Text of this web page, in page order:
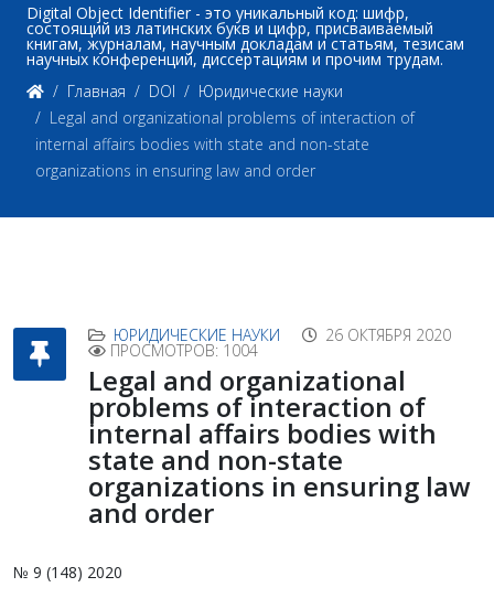
Digital Object Identifier - это уникальный код: шифр,
состоящий из латинских букв и цифр, присваиваемый
книгам, журналам, научным докладам и статьям, тезисам
научных конференций, диссертациям и прочим трудам.
Главная
DOI
Юридические науки
Legal and organizational problems of interaction of
internal affairs bodies with state and non-state
organizations in ensuring law and order
ЮРИДИЧЕСКИЕ НАУКИ 26 ОКТЯБРЯ 2020
ПРОСМОТРОВ: 1004
Legal and organizational
problems of interaction of
internal affairs bodies with
state and non-state
organizations in ensuring law
and order
№ 9 (148) 2020